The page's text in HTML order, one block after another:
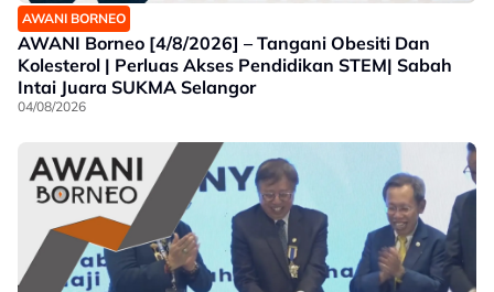
AWANI BORNEO
AWANI Borneo [4/8/2026] – Tangani Obesiti Dan
Kolesterol | Perluas Akses Pendidikan STEM| Sabah
Intai Juara SUKMA Selangor
04/08/2026